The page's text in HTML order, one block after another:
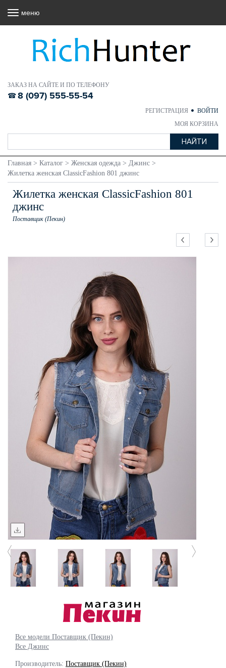
ЗАКАЗ НА САЙТЕ И ПО ТЕЛЕФОНУ
8 (097) 555-55-54
РЕГИСТРАЦИЯ
ВОЙТИ
МОЯ КОРЗИНА
меню
Главная > Каталог > Женская одежда > Джинс >
Жилетка женская ClassicFashion 801 джинс
Жилетка женская ClassicFashion 801
джинс
Поставщик (Пекин)
Все модели Поставщик (Пекин)
Все Джинс
Производитель: Поставщик (Пекин)